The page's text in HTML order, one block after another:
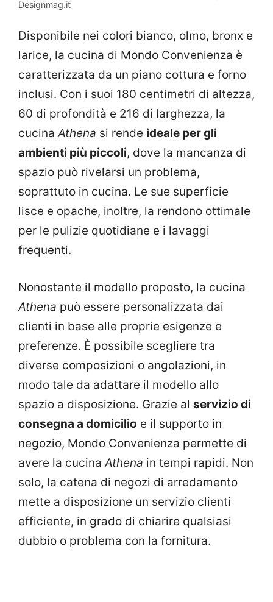
Designmag.it
Disponibile nei colori bianco, olmo, bronx e
larice, la cucina di Mondo Convenienza è
caratterizzata da un piano cottura e forno
inclusi. Con i suoi 180 centimetri di altezza,
60 di profondità e 216 di larghezza, la
cucinaAthena si rende ideale per gli
ambienti più piccoli, dove la mancanza di
spazio può rivelarsi un problema,
soprattuto in cucina. Le sue superficie
lisce e opache, inoltre, la rendono ottimale
per le pulizie quotidiane e i lavaggi
frequenti.
Nonostante il modello proposto, la cucina
Athena può essere personalizzata dai
clienti in base alle proprie esigenze e
preferenze. È possibile scegliere tra
diverse composizioni o angolazioni, in
modo tale da adattare il modello allo
spazio a disposizione. Grazie al servizio di
consegna a domicilio e il supporto in
negozio, Mondo Convenienza permette di
avere la cucinaAthena in tempi rapidi. Non
solo, la catena di negozi di arredamento
mette a disposizione un servizio clienti
efficiente, in grado di chiarire qualsiasi
dubbio o problema con la fornitura.